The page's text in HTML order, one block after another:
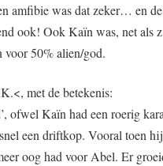
amfibie was dat zeker… en
ook! Ook Kaïn was, net als
voor 50% alien/god.
met de betekenis:
ofwel Kaïn had een roerig
een driftkop. Vooral toen hij
oog had voor Abel. Er